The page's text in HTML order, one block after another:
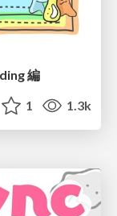
編
1 1.3k